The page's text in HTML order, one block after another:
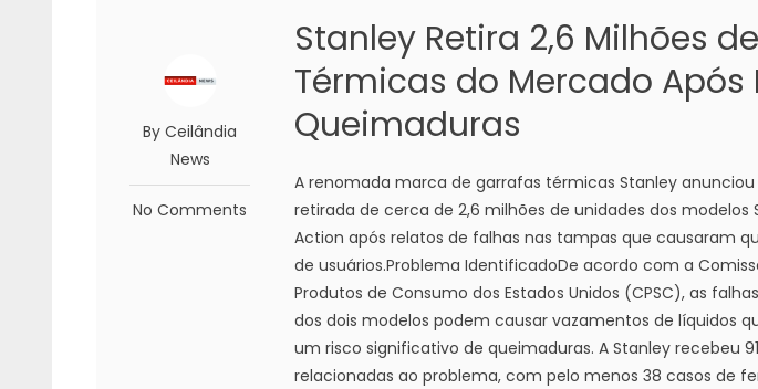
By Ceilândia
News
No Comments
Stanley Retira 2,6 Milhões
Térmicas do Mercado Após
Queimaduras
A renomada marca de garrafas térmicas Stanley
retirada de cerca de 2,6 milhões de unidades dos modelos
Action após relatos de falhas nas tampas que causaram
de usuários.Problema IdentificadoDe acordo com a
Produtos de Consumo dos Estados Unidos (CPSC), as
dos dois modelos podem causar vazamentos de líquidos
um risco significativo de queimaduras. A Stanley recebeu
relacionadas ao problema, com pelo menos 38 casos de